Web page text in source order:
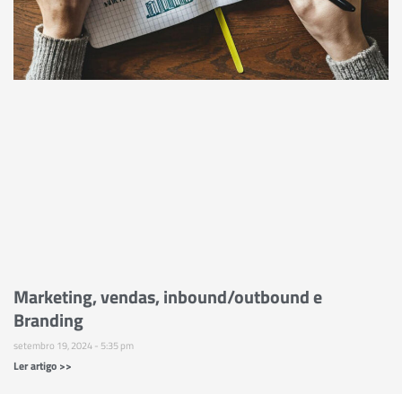
Marketing, vendas, inbound/outbound e
Branding
setembro 19, 2024 5:35 pm
Ler artigo >>